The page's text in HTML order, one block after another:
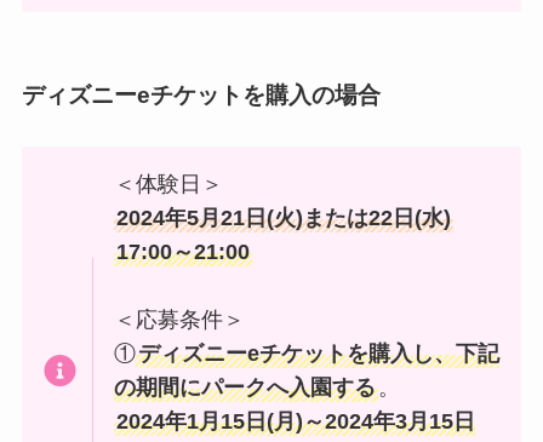
ディズニーeチケットを購入の場合
＜体験日＞
2024年5月21日(火)または22日(水)
17:00～21:00
＜応募条件＞
①ディズニーeチケットを購入し、下記
の期間にパークへ入園する。
2024年1月15日(月)～2024年3月15日